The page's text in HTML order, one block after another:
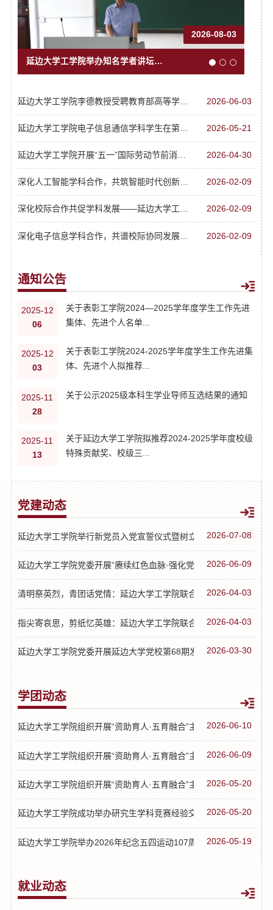
2026-08-03
延边大学工学院举办知名学者讲坛第十二讲—寒区城市基础设施冻害防控与韧性延寿关...
延边大学工学院李德教授受聘教育部高等学校电子信息类专业教学指导委员会协作委员 2026-06-03
延边大学工学院电子信息通信学科学生在第十七届蓝桥杯全国大学生软件和信息技术大... 2026-05-21
2026-04-30
深化人工智能学科合作，共筑智能时代创新高地——延边大学工学院一行访问吉林大学... 2026-02-09
深化校际合作共促学科发展——延边大学工学院一行访问吉林大学计算机科学与技术学院 2026-02-09
‌深化电子信息学科合作，共谱校际协同发展——延边大学工学院一行访问吉林大学通... 2026-02-09
通知公告
2025-12
06
关于表彰工学院2024—2025学年度学生工作先进
集体、先进个人名单...
2025-12
03
关于表彰工学院2024-2025学年度学生工作先进集
体、先进个人拟推荐...
2025-11
28
关于公示2025级本科生学业导师互选结果的通知
2025-11
13
关于延边大学工学院拟推荐2024-2025学年度校级
特殊贡献奖、校级三...
党建动态
延边大学工学院举行新党员入党宣誓仪式暨树立践行正确政绩观专
2026-07-08
延边大学工学院党委开展“赓续红色血脉·强化党纪担当”主题党日活
2026-06-09
清明祭英烈，青团话党情：延边大学工学院联合延盛社区开展特色
2026-04-03
指尖寄哀思，剪纸忆英雄：延边大学工学院联合民兴社区开展清明
2026-04-03
延边大学工学院党委开展延边大学党校第68期发展对象集中培训班
2026-03-30
学团动态
延边大学工学院组织开展“资助育人·五育融合”主题活动（四）
2026-06-10
延边大学工学院组织开展“资助育人·五育融合”主题活动(三)
2026-06-09
延边大学工学院组织开展“资助育人·五育融合”主题活动（二）
2026-05-20
延边大学工学院成功举办研究生学科竞赛经验交流会2026-05-20
延边大学工学院举办2026年纪念五四运动107周年升旗仪式暨2026
2026-05-19
就业动态